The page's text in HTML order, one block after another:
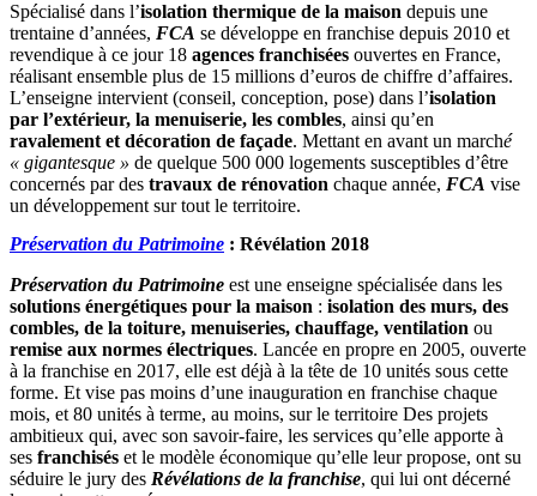
Spécialisé dans l’isolation thermique de la maison depuis une
trentaine d’années, FCA se développe en franchise depuis 2010 et
revendique à ce jour 18 agences franchisées ouvertes en France,
réalisant ensemble plus de 15 millions d’euros de chiffre d’affaires.
L’enseigne intervient (conseil, conception, pose) dans l’isolation
par l’extérieur, la menuiserie, les combles, ainsi qu’en
ravalement et décoration de façade. Mettant en avant un marché
« gigantesque » de quelque 500 000 logements susceptibles d’être
concernés par des travaux de rénovation chaque année, FCA vise
un développement sur tout le territoire.
Préservation du Patrimoine : Révélation 2018
Préservation du Patrimoine est une enseigne spécialisée dans les
solutions énergétiques pour la maison : isolation des murs, des
combles, de la toiture, menuiseries, chauffage, ventilation ou
remise aux normes électriques. Lancée en propre en 2005, ouverte
à la franchise en 2017, elle est déjà à la tête de 10 unités sous cette
forme. Et vise pas moins d’une inauguration en franchise chaque
mois, et 80 unités à terme, au moins, sur le territoire Des projets
ambitieux qui, avec son savoir-faire, les services qu’elle apporte à
ses franchisés et le modèle économique qu’elle leur propose, ont su
séduire le jury des Révélations de la franchise, qui lui ont décerné